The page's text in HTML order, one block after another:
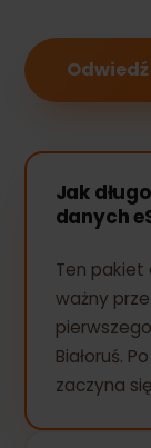
Jak
danych
Ten pakiet
ważny
Białoruś.
zaczyna